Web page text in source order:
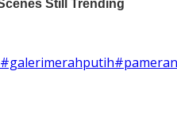
#galerimerahputih